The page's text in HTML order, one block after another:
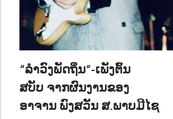
າ
“ລຳວົງພັດຖິ່ນ“-ເພັງຕົ້ນ
ສບັບ ຈາກຜົນງານຂອງ
ອາຈານ ພົງສວັນ ສ.ພາບມີໄຊ